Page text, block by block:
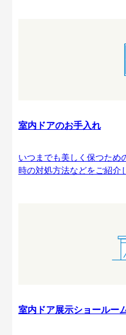
室内ドアのお手入れ
いつまでも美しく保つため
時の対処方法などをご紹介
室内ドア展示ショールー